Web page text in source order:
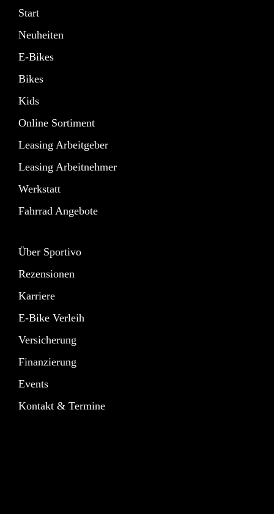
Start
Neuheiten
E-Bikes
Bikes
Kids
Online Sortiment
Leasing Arbeitgeber
Leasing Arbeitnehmer
Werkstatt
Fahrrad Angebote
Über Sportivo
Rezensionen
Karriere
E-Bike Verleih
Versicherung
Finanzierung
Events
Kontakt & Termine